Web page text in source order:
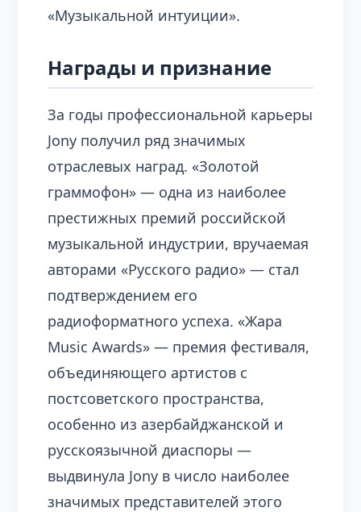
«Музыкальной интуиции».
Награды и признание
За годы профессиональной карьеры
Jony получил ряд значимых
отраслевых наград. «Золотой
граммофон» — одна из наиболее
престижных премий российской
музыкальной индустрии, вручаемая
авторами «Русского радио» — стал
подтверждением его
радиоформатного успеха. «Жара
Music Awards» — премия фестиваля,
объединяющего артистов с
постсоветского пространства,
особенно из азербайджанской и
русскоязычной диаспоры —
выдвинула Jony в число наиболее
значимых представителей этого